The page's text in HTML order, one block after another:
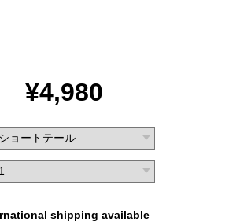
¥4,980
shipping available